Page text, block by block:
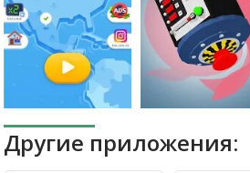
Другие приложения: